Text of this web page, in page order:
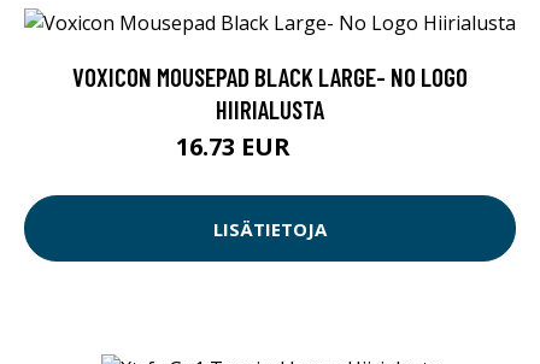
VOXICON MOUSEPAD BLACK LARGE- NO LOGO
HIIRIALUSTA
16.73 EUR
LISÄTIETOJA